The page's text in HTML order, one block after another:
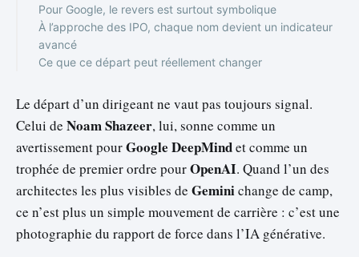
Pour Google, le revers est surtout symbolique
À l’approche des IPO, chaque nom devient un indicateur
avancé
Ce que ce départ peut réellement changer
Le départ d’un dirigeant ne vaut pas toujours signal.
Celui de Noam Shazeer, lui, sonne comme un
avertissement pourGoogle DeepMindet comme un
trophée de premier ordre pourOpenAI. Quand l’un des
architectes les plus visibles de Geminichange de camp,
ce n’est plus un simple mouvement de carrière : c’est une
photographie du rapport de force dans l’IA générative.